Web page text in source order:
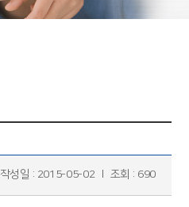
작성일 : 2015-05-02 조회 : 690